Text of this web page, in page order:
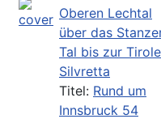
Oberen Lechtal
über das
Tal bis zur
Silvretta
Titel: Rund um
Innsbruck 54